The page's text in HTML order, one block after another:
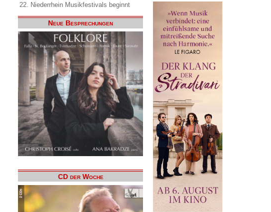
22. Niederrhein Musikfestivals beginnt
Neue Besprechungen
CD der Woche